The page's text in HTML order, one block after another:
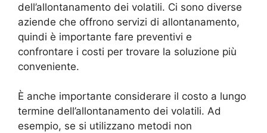
dell’allontanamento dei volatili. Ci sono diverse
aziende che offrono servizi di allontanamento,
quindi è importante fare preventivi e
confrontare i costi per trovare la soluzione più
conveniente.
È anche importante considerare il costo a lungo
termine dell’allontanamento dei volatili. Ad
esempio, se si utilizzano metodi non